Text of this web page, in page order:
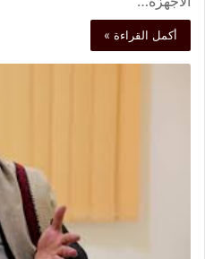
أكمل القراءة »